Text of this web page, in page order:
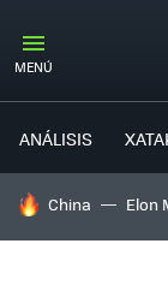
MENÚ
ANÁLISIS
HOY SE HABLA
China Elon